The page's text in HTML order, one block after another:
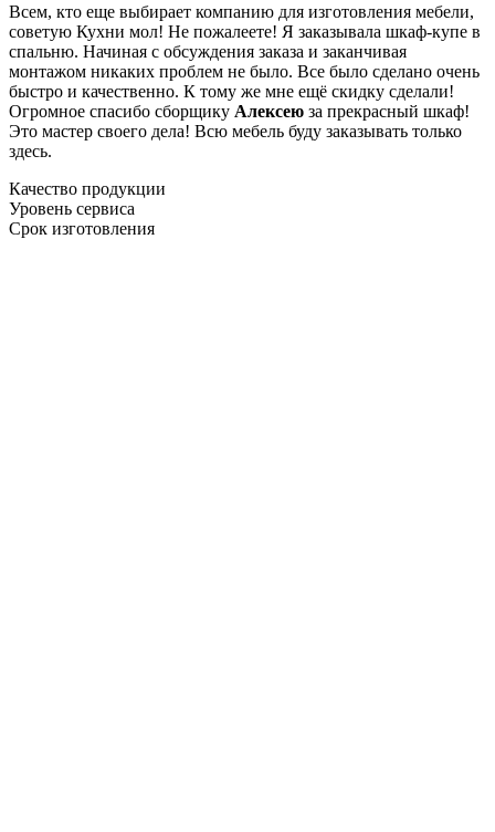
Всем, кто еще выбирает компанию для изготовления мебели,
советую Кухни мол! Не пожалеете! Я заказывала шкаф-купе в
спальню. Начиная с обсуждения заказа и заканчивая
монтажом никаких проблем не было. Все было сделано очень
быстро и качественно. К тому же мне ещё скидку сделали!
Огромное спасибо сборщику Алексею за прекрасный шкаф!
Это мастер своего дела! Всю мебель буду заказывать только
здесь.
Качество продукции
Уровень сервиса
Срок изготовления